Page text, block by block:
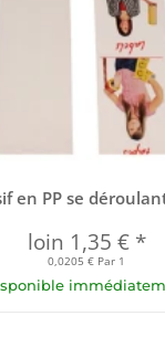
en PP se
loin 1,35 € *
0,0205 € Par 1